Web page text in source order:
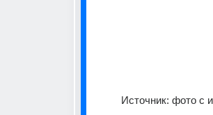
Источник: фото с